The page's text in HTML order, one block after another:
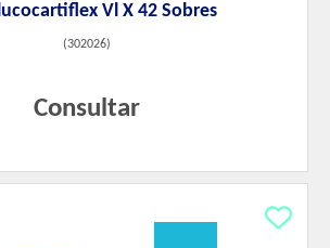
Vl X 42 Sobres
(302026)
Consultar